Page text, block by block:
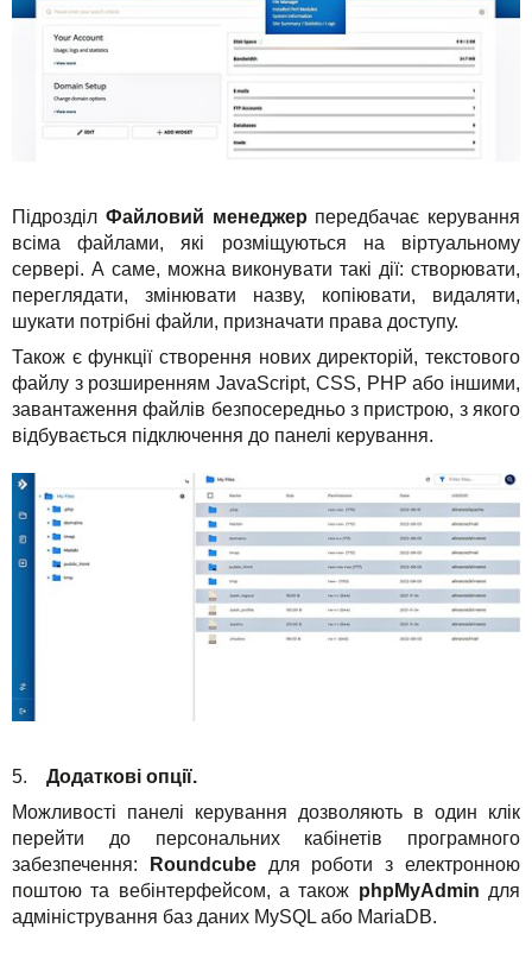
Підрозділ Файловий менеджер передбачає керування
всіма файлами, які розміщуються на віртуальному
сервері. А саме, можна виконувати такі дії: створювати,
переглядати, змінювати назву, копіювати, видаляти,
шукати потрібні файли, призначати права доступу.
Також є функції створення нових директорій, текстового
файлу з розширенням JavaScript, CSS, PHP або іншими,
завантаження файлів безпосередньо з пристрою, з якого
відбувається підключення до панелі керування.
5. Додаткові опції.
Можливості панелі керування дозволяють в один клік
перейти до персональних кабінетів програмного
забезпечення:
Roundcubeдля роботи з електронною
поштою та вебінтерфейсом, а також phpMyAdmin для
адміністрування баз даних MySQL або MariaDB.